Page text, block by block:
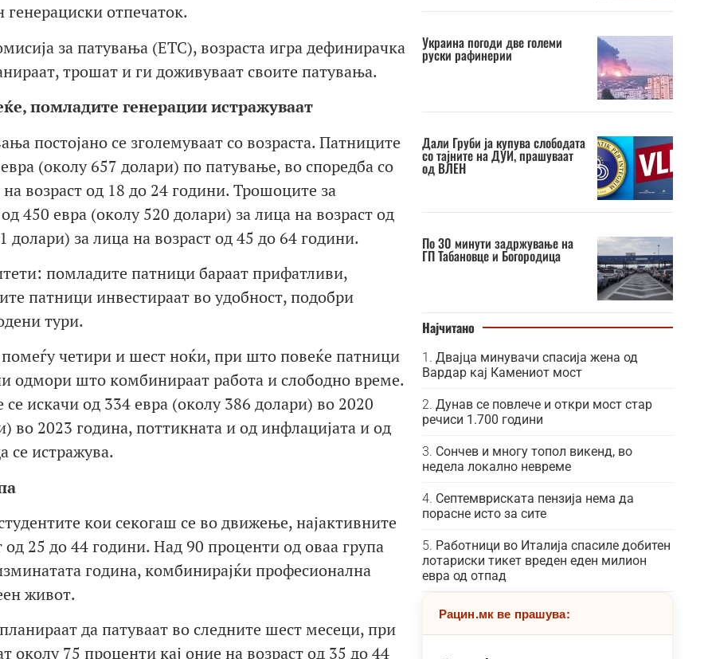
отпечаток.
за патувања (ETC), возраста игра дефинирачка
трошат и ги доживуваат своите патувања.
помладите генерации истражуваат
постојано се зголемуваат со возраста. Патниците
(околу 657 долари) по патување, во споредба со
возраст од 18 до 24 години. Трошоците за
450 евра (околу 520 долари) за лица на возраст од
за лица на возраст од 45 до 64 години.
помладите патници бараат прифатливи,
патници инвестираат во удобност, подобри
тури.
четири и шест ноќи, при што повеќе патници
одмори што комбинираат работа и слободно време.
искачи од 334 евра (околу 386 долари) во 2020
во 2023 година, поттикната и од инфлацијата и од
се истражува.
кои секогаш се во движење, најактивните
25 до 44 години. Над 90 проценти од оваа група
година, комбинирајќи професионална
живот.
да патуваат во следните шест месеци, при
околу 75 проценти кај оние на возраст од 35 до 44
Украина погоди две големи
руски рафинерии
Дали Груби ја купува слободата
со тајните на ДУИ, прашуваат
од ВЛЕН
По 30 минути задржување на
ГП Табановце и Богородица
Најчитано
Двајца минувачи спасија жена од
Вардар кај Камениот мост
Дунав се повлече и откри мост стар
речиси 1.700 години
Сончев и многу топол викенд, во
недела локално невреме
Септемвриската пензија нема да
порасне исто за сите
Работници во Италија спасиле добитен
лотариски тикет вреден еден милион
евра од отпад
Рацин.мк ве прашува: